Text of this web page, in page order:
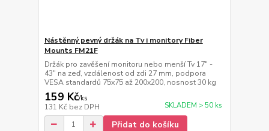
Nástěnný pevný držák na Tv i monitory Fiber
Mounts FM21F
Držák pro zavěšení monitoru nebo menší Tv 17" -
43" na zeď, vzdálenost od zdi 27 mm, podpora
VESA standardů 75x75 až 200x200, nosnost 30 kg
159 Kč/ks
131 Kč bez DPH SKLADEM > 50 ks
Přidat do košíku